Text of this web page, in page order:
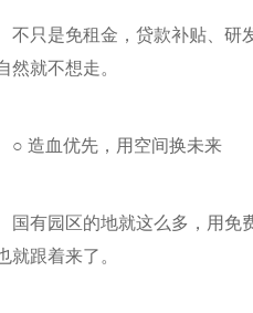
不只是免租金，贷款补贴、研
然就不想走。
○ 造血优先，用空间换未来
国有园区的地就这么多，用免
就跟着来了。